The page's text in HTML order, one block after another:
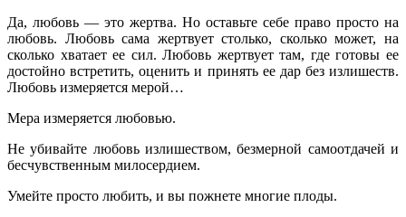
Да, любовь — это жертва. Но оставьте себе право просто на
любовь. Любовь сама жертвует столько, сколько может, на
сколько хватает ее сил. Любовь жертвует там, где готовы ее
достойно встретить, оценить и принять ее дар без излишеств.
Любовь измеряется мерой…
Мера измеряется любовью.
Не убивайте любовь излишеством, безмерной самоотдачей и
бесчувственным милосердием.
Умейте просто любить, и вы пожнете многие плоды.